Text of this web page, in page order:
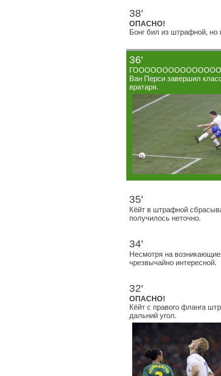
38'
ОПАСНО!
Бонг бил из штрафной, но
36'
Ван Перси завершил
вратаря.
35'
Кёйт в штрафной
получилось неточно.
34'
Несмотря на
чрезвычайно интересной.
32'
ОПАСНО!
Кёйт с правого фланга
дальний угол.